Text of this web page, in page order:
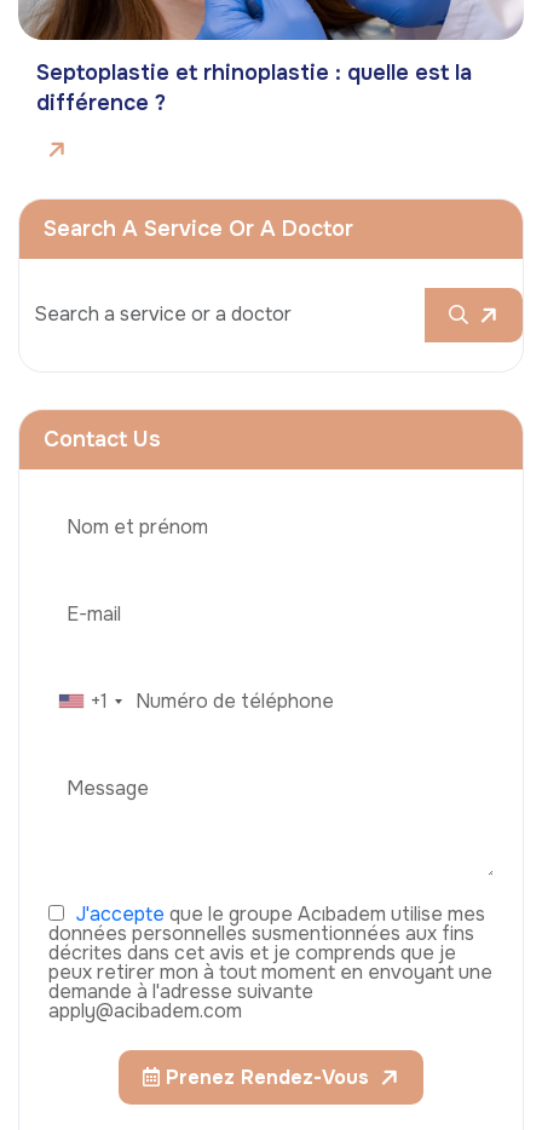
Septoplastie et rhinoplastie : quelle est la
différence ?
Search A Service Or A Doctor
Contact Us
+1
J'accepte que le groupe Acıbadem utilise mes
données personnelles susmentionnées aux fins
décrites dans cet avis et je comprends que je
peux retirer mon à tout moment en envoyant une
demande à l'adresse suivante
apply@acibadem.com
Prenez Rendez-Vous